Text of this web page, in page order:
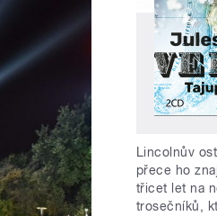
Lincolnův
přece ho
třicet let na
trosečníků,